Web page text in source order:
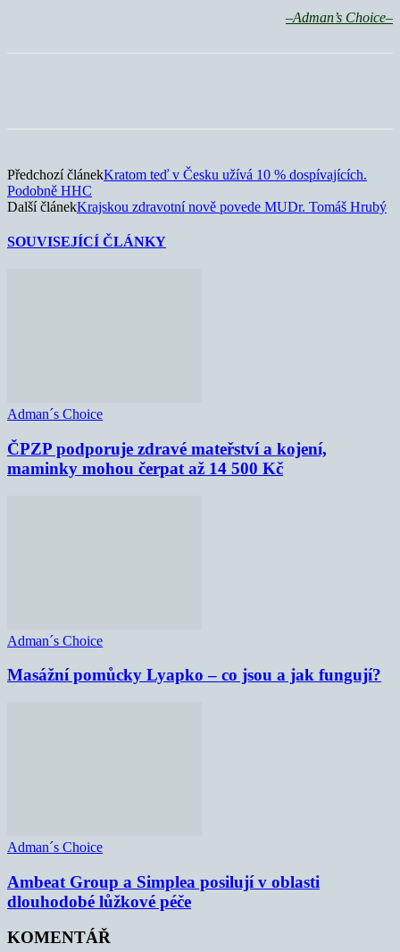
–Adman’s Choice–
Předchozí článekKratom teď v Česku užívá 10 % dospívajících.
Podobně HHC
Další článekKrajskou zdravotní nově povede MUDr. Tomáš Hrubý
SOUVISEJÍCÍ ČLÁNKY
Adman´s Choice
ČPZP podporuje zdravé mateřství a kojení,
maminky mohou čerpat až 14 500 Kč
Adman´s Choice
Masážní pomůcky Lyapko – co jsou a jak fungují?
Adman´s Choice
Ambeat Group a Simplea posilují v oblasti
dlouhodobé lůžkové péče
KOMENTÁŘ